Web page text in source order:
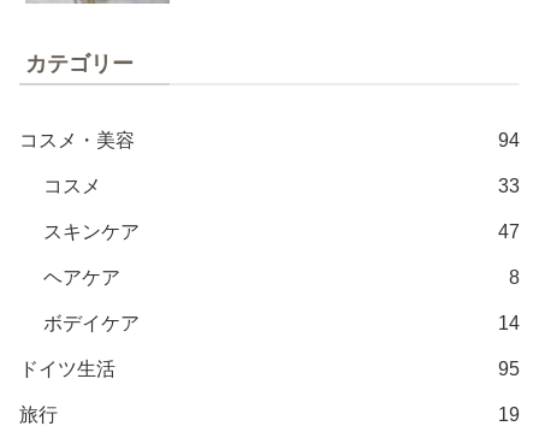
カテゴリー
コスメ・美容 94
コスメ 33
スキンケア 47
ヘアケア 8
ボデイケア 14
ドイツ生活 95
旅行 19